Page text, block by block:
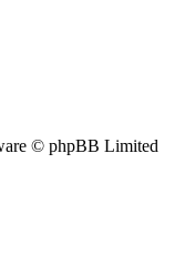
© phpBB Limited